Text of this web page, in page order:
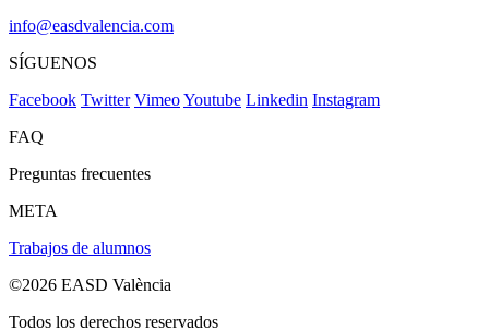
info@easdvalencia.com
SÍGUENOS
Facebook Twitter VimeoYoutube Linkedin Instagram
FAQ
Preguntas frecuentes
META
Trabajos de alumnos
©2026 EASD València
Todos los derechos reservados